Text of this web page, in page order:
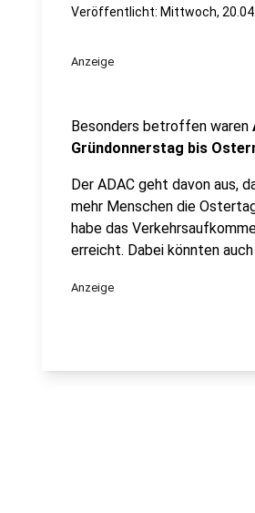
Veröffentlicht: Mittwoch,
Anzeige
Besonders betroffen waren
Gründonnerstag bis
Der ADAC geht davon aus,
mehr Menschen die
habe das
erreicht. Dabei könnten
Anzeige